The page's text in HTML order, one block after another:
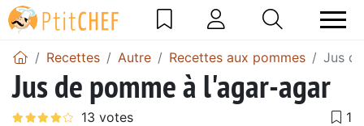
Recettes Autre Recettes aux pommes Jus
Jus de pomme à l'agar-agar